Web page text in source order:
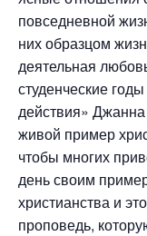
повседневной
них образцом
деятельная
студенческие
действия» Джанна
живой пример
чтобы многих
день своим
христианства и
проповедь,